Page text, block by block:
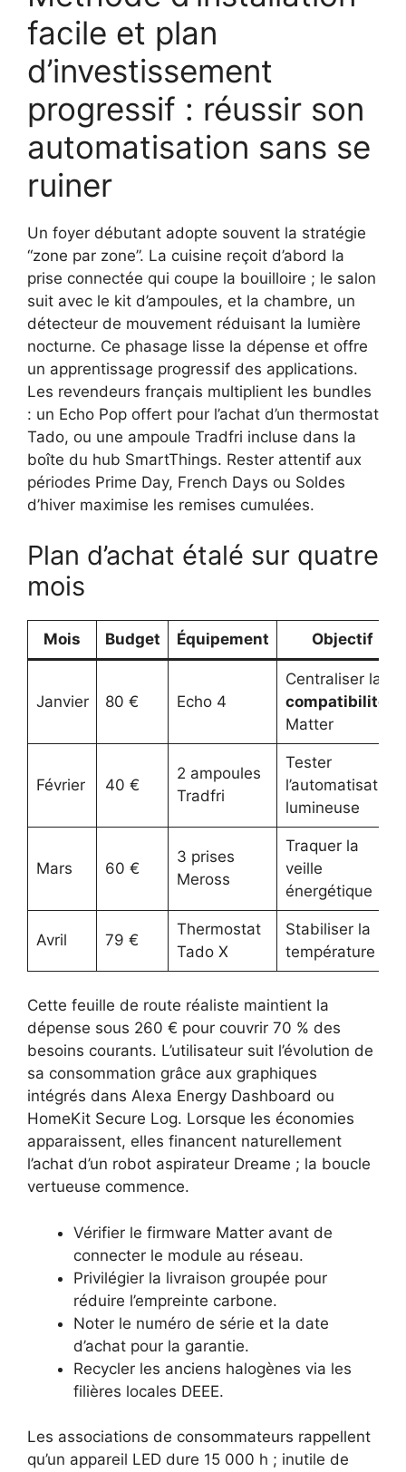
facile et plan
d’investissement
progressif : réussir son
automatisation sans se
ruiner
Un foyer débutant adopte souvent la stratégie
“zone par zone”. La cuisine reçoit d’abord la
prise connectée qui coupe la bouilloire ; le salon
suit avec le kit d’ampoules, et la chambre, un
détecteur de mouvement réduisant la lumière
nocturne. Ce phasage lisse la dépense et offre
un apprentissage progressif des applications.
Les revendeurs français multiplient les bundles
: un Echo Pop offert pour l’achat d’un thermostat
Tado, ou une ampoule Tradfri incluse dans la
boîte du hub SmartThings. Rester attentif aux
périodes Prime Day, French Days ou Soldes
d’hiver maximise les remises cumulées.
Plan d’achat étalé sur quatre
mois
Mois Budget Équipement Objectif
Janvier 80 € Echo 4
Centraliser la
compatibilité
Matter
Février 40 €
2 ampoules
Tradfri
Tester
l’automatisation
lumineuse
Mars 60 €
3 prises
Meross
Traquer la
veille
énergétique
Avril 79 €
Thermostat
Tado X
Stabiliser la
température
Cette feuille de route réaliste maintient la
dépense sous 260 € pour couvrir 70 % des
besoins courants. L’utilisateur suit l’évolution de
sa consommation grâce aux graphiques
intégrés dans Alexa Energy Dashboard ou
HomeKit Secure Log. Lorsque les économies
apparaissent, elles financent naturellement
l’achat d’un robot aspirateur Dreame ; la boucle
vertueuse commence.
Vérifier le firmware Matter avant de
connecter le module au réseau.
Privilégier la livraison groupée pour
réduire l’empreinte carbone.
Noter le numéro de série et la date
d’achat pour la garantie.
Recycler les anciens halogènes via les
filières locales DEEE.
Les associations de consommateurs rappellent
qu’un appareil LED dure 15 000 h ; inutile de